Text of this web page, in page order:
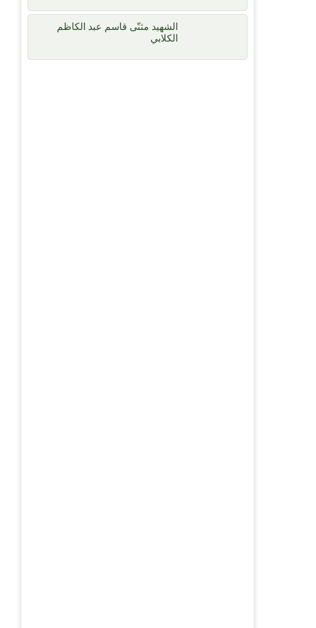
الشهيد مثنّى قاسم عبد الكاظم
الكلابي